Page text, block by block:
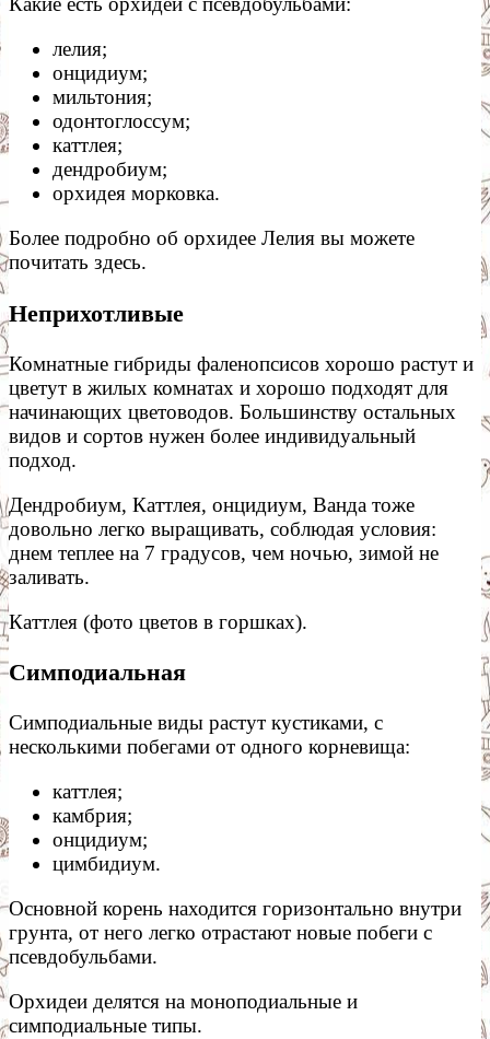
лелия;
онцидиум;
мильтония;
одонтоглоссум;
каттлея;
дендробиум;
орхидея морковка.
Более подробно об орхидее Лелия вы можете
почитать здесь.
Неприхотливые
Комнатные гибриды фаленопсисов хорошо растут и
цветут в жилых комнатах и хорошо подходят для
начинающих цветоводов. Большинству остальных
видов и сортов нужен более индивидуальный
подход.
Дендробиум, Каттлея, онцидиум, Ванда тоже
довольно легко выращивать, соблюдая условия:
днем теплее на 7 градусов, чем ночью, зимой не
заливать.
Каттлея (фото цветов в горшках).
Симподиальная
Симподиальные виды растут кустиками, с
несколькими побегами от одного корневища:
каттлея;
камбрия;
онцидиум;
цимбидиум.
Основной корень находится горизонтально внутри
грунта, от него легко отрастают новые побеги с
псевдобульбами.
Орхидеи делятся на моноподиальные и
симподиальные типы.